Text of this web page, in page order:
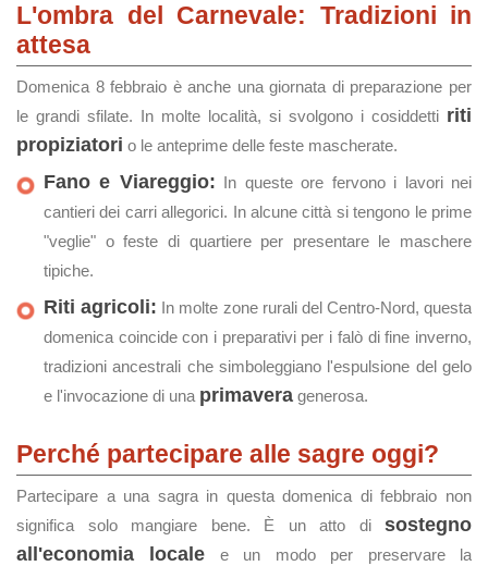
L'ombra del Carnevale: Tradizioni in
attesa
Domenica 8 febbraio è anche una giornata di preparazione per
le grandi sfilate. In molte località, si svolgono i cosiddetti riti
propiziatori o le anteprime delle feste mascherate.
Fano e Viareggio: In queste ore fervono i lavori nei
cantieri dei carri allegorici. In alcune città si tengono le prime
"veglie" o feste di quartiere per presentare le maschere
tipiche.
Riti agricoli: In molte zone rurali del Centro-Nord, questa
domenica coincide con i preparativi per i falò di fine inverno,
tradizioni ancestrali che simboleggiano l'espulsione del gelo
e l'invocazione di una primavera generosa.
Perché partecipare alle sagre oggi?
Partecipare a una sagra in questa domenica di febbraio non
significa solo mangiare bene. È un atto di sostegno
all'economia locale e un modo per preservare la